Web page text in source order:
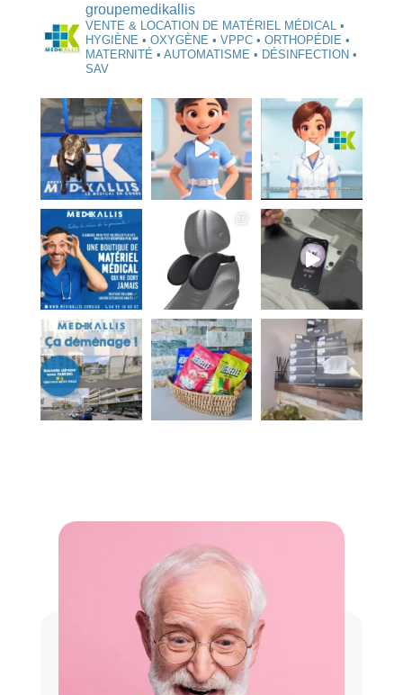
groupemedikallis
VENTE & LOCATION DE MATÉRIEL MÉDICAL •
HYGIÈNE • OXYGÈNE • VPPC • ORTHOPÉDIE •
MATERNITÉ • AUTOMATISME • DÉSINFECTION •
SAV